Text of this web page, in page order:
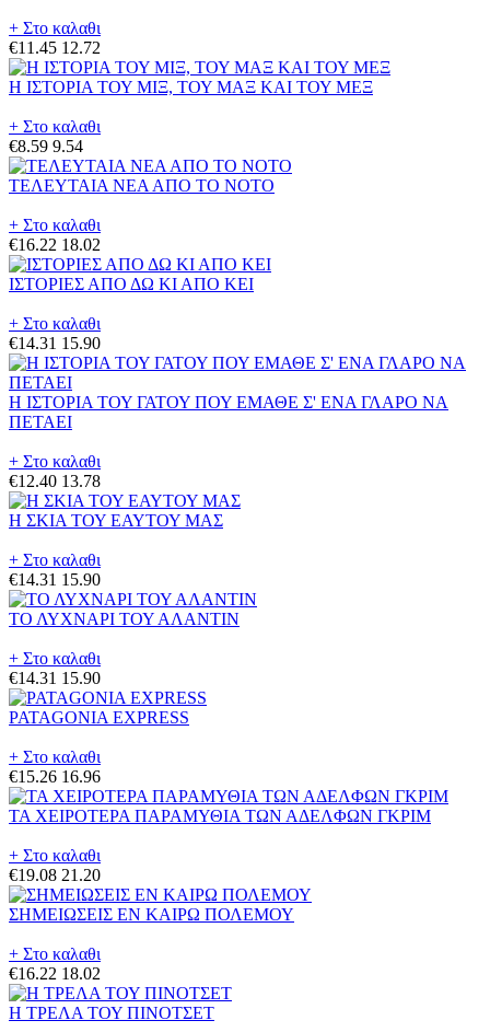
+ Στο καλαθι
€11.45 12.72
Η ΙΣΤΟΡΙΑ ΤΟΥ ΜΙΞ, ΤΟΥ ΜΑΞ ΚΑΙ ΤΟΥ ΜΕΞ
+ Στο καλαθι
€8.59 9.54
ΤΕΛΕΥΤΑΙΑ ΝΕΑ ΑΠΟ ΤΟ ΝΟΤΟ
+ Στο καλαθι
€16.22 18.02
ΙΣΤΟΡΙΕΣ ΑΠΟ ΔΩ ΚΙ ΑΠΟ ΚΕΙ
+ Στο καλαθι
€14.31 15.90
Η ΙΣΤΟΡΙΑ ΤΟΥ ΓΑΤΟΥ ΠΟΥ ΕΜΑΘΕ Σ' ΕΝΑ ΓΛΑΡΟ ΝΑ
ΠΕΤΑΕΙ
+ Στο καλαθι
€12.40 13.78
Η ΣΚΙΑ ΤΟΥ ΕΑΥΤΟΥ ΜΑΣ
+ Στο καλαθι
€14.31 15.90
ΤΟ ΛΥΧΝΑΡΙ ΤΟΥ ΑΛΑΝΤΙΝ
+ Στο καλαθι
€14.31 15.90
PATAGONIA EXPRESS
+ Στο καλαθι
€15.26 16.96
ΤΑ ΧΕΙΡΟΤΕΡΑ ΠΑΡΑΜΥΘΙΑ ΤΩΝ ΑΔΕΛΦΩΝ ΓΚΡΙΜ
+ Στο καλαθι
€19.08 21.20
ΣΗΜΕΙΩΣΕΙΣ ΕΝ ΚΑΙΡΩ ΠΟΛΕΜΟΥ
+ Στο καλαθι
€16.22 18.02
Η ΤΡΕΛΑ ΤΟΥ ΠΙΝΟΤΣΕΤ